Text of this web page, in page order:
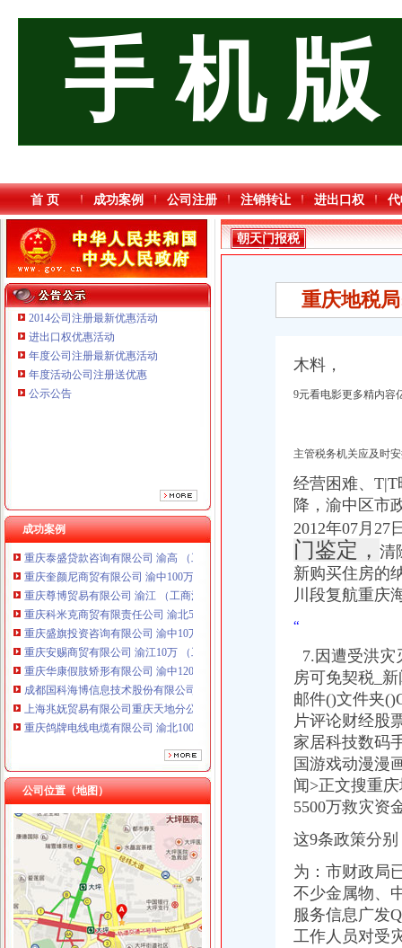
手 机 版
首 页 成功案例 公司注册 注销转让 进出口权
2014公司注册最新优惠活动
进出口权优惠活动
年度公司注册最新优惠活动
年度活动公司注册送优惠
公示公告
成功案例
重庆鸽牌电线电缆有限公司 渝北10010万 (进出口权)
重庆宝鹰汽车销售有限公司
重庆泰盛贷款咨询有限公司 渝高 （工商注册）
重庆奎颜尼商贸有限公司 渝中100万 （工商注册）
重庆尊博贸易有限公司 渝江 （工商注册）
重庆科米克商贸有限责任公司 渝北50万 （工商注册）
重庆盛旗投资咨询有限公司 渝中10万 （工商注册）
重庆安赐商贸有限公司 渝江10万 （工商注册）
重庆华康假肢矫形有限公司 渝中120万 （增资）
成都国科海博信息技术股份有限公司重庆分公司 渝江 （工商注册）
上海兆妩贸易有限公司重庆天地分公司 渝中 （工商注册）
重庆鸽牌电线电缆有限公司 渝北10010万 (进出口权)
重庆宝鹰汽车销售有限公司
重庆奎颜尼商贸有限公司 渝中100万 （工商注册）
重庆尊博贸易有限公司 渝江 （工商注册）
重庆科米克商贸有限责任公司 渝北50万 （工商注册）
重庆盛旗投资咨询有限公司 渝中10万 （工商注册）
重庆安赐商贸有限公司 渝江10万 （工商注册）
重庆华康假肢矫形有限公司 渝中120万 （增资）
成都国科海博信息技术股份有限公司重庆分公司 渝江 （工商注册）
上海兆妩贸易有限公司重庆天地分公司 渝中 （工商注册）
公司位置（地图）
朝天门报税公司
重庆进口食品城进驻绿地报税中心-房产新闻-重庆搜狐焦点网
【58同城】重庆渝中朝天门工商注册_公司注册代理_代办注册公司价格
重庆中小企业局：新办鼓励类中小企业可享2年财政补贴-新华网重庆
【58同城】重庆专业出具审计报告
【2017年重庆市群英饰品有限公司新招聘信息_电话_地址】-赶集网
重庆南岸茶园新区工商服务信息,提供新重庆南岸茶园新区财税服务
项目公司立报税仅五家房企上榜不意外-房产新闻-重庆搜狐焦点网
重庆地税局:洪灾中失去住房者买新房免征契税(图)-搜狐滚动
朝天门报税
公司
重庆地税
木料，
9元看电影更多精内容
主管税务机关应及时
经营困难、
降，渝中区市
2012年07月27
门鉴定， 清
新购买住房的
川段复航重庆
“
7.因遭受洪灾
房可免契税_
邮件()文件夹
片评论财经股
家居科技数码
国游戏动漫漫
闻>正文搜重
5500万救灾资
这9条政策分别
为：市财政局
不少金属物、
服务信息广发
工作人员对受